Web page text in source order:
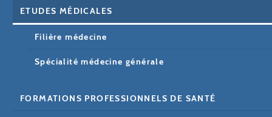
ETUDES MÉDICALES
Filière médecine
Spécialité médecine générale
FORMATIONS PROFESSIONNELS DE SANTÉ